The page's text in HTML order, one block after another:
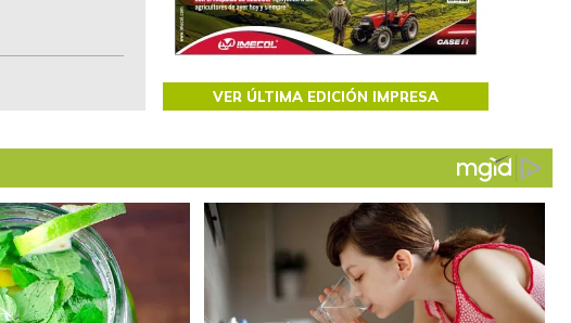
VER ÚLTIMA EDICIÓN IMPRESA